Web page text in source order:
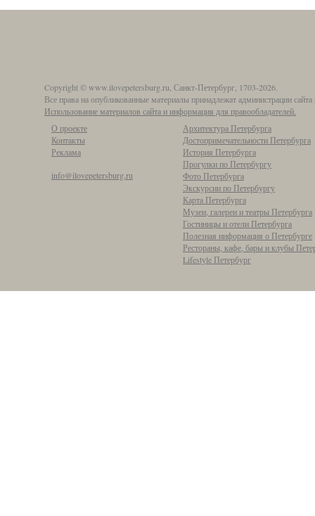
Copyright © www.ilovepetersburg.ru, Санкт-Петербург, 1703-2026.
Все права на опубликованные материалы принадлежат администрации
Использование материалов сайта и информация для правообладателей.
О проекте
Контакты
Реклама
info@ilovepetersburg.ru
Архитектура Петербурга
Достопримечательности Петербурга
История Петербурга
Прогулки по Петербургу
Фото Петербурга
Экскурсии по Петербургу
Карта Петербурга
Музеи, галереи и театры Петербурга
Гостиницы и отели Петербурга
Полезная информация о Петербурге
Рестораны, кафе, бары и клубы
Lifestyle Петербург